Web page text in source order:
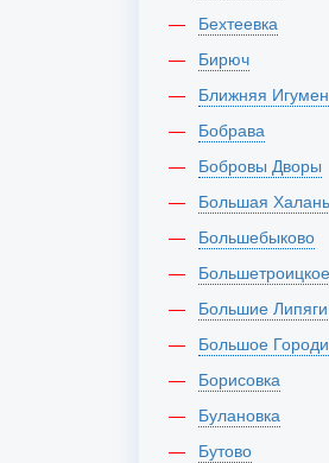
Бехтеевка
Бирюч
Ближняя
Бобрава
Бобровы Дворы
Большая Халань
Большебыково
Большетроицкое
Большие Липяги
Большое
Борисовка
Булановка
Бутово